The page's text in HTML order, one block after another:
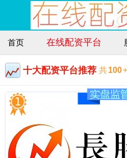
首页 在线配资平台
十大配资平台推荐 共100